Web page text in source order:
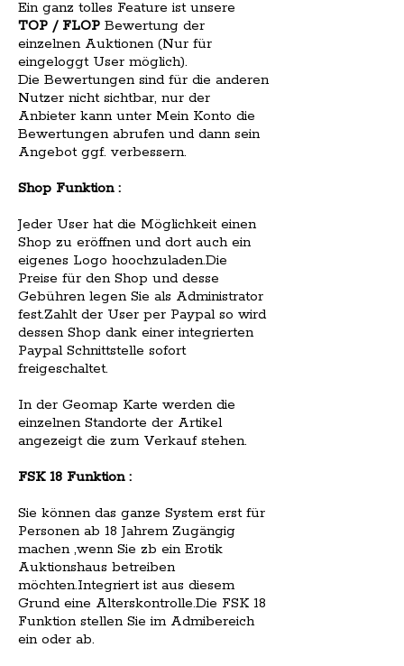
Ein ganz tolles Feature ist unsere
TOP / FLOP Bewertung der
einzelnen Auktionen (Nur für
eingeloggt User möglich).
Die Bewertungen sind für die anderen
Nutzer nicht sichtbar, nur der
Anbieter kann unter Mein Konto die
Bewertungen abrufen und dann sein
Angebot ggf. verbessern.
Shop Funktion :
Jeder User hat die Möglichkeit einen
Shop zu eröffnen und dort auch ein
eigenes Logo hoochzuladen.Die
Preise für den Shop und desse
Gebühren legen Sie als Administrator
fest.Zahlt der User per Paypal so wird
dessen Shop dank einer integrierten
Paypal Schnittstelle sofort
freigeschaltet.
In der Geomap Karte werden die
einzelnen Standorte der Artikel
angezeigt die zum Verkauf stehen.
FSK 18 Funktion :
Sie können das ganze System erst für
Personen ab 18 Jahrem Zugängig
machen ,wenn Sie zb ein Erotik
Auktionshaus betreiben
möchten.Integriert ist aus diesem
Grund eine Alterskontrolle.Die FSK 18
Funktion stellen Sie im Admibereich
ein oder ab.